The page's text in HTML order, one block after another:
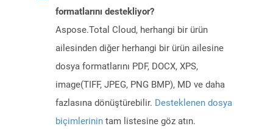
formatlarını destekliyor?
Aspose.Total Cloud, herhangi bir ürün
ailesinden diğer herhangi bir ürün ailesine
dosya formatlarını PDF, DOCX, XPS,
image(TIFF, JPEG, PNG BMP), MD ve daha
fazlasına dönüştürebilir. Desteklenen dosya
biçimlerinin tam listesine göz atın.